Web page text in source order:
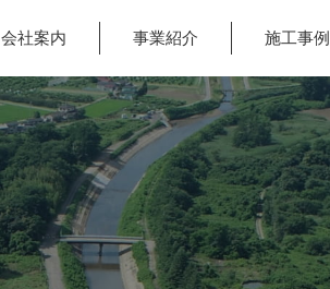
会社案内 事業紹介 施工事例